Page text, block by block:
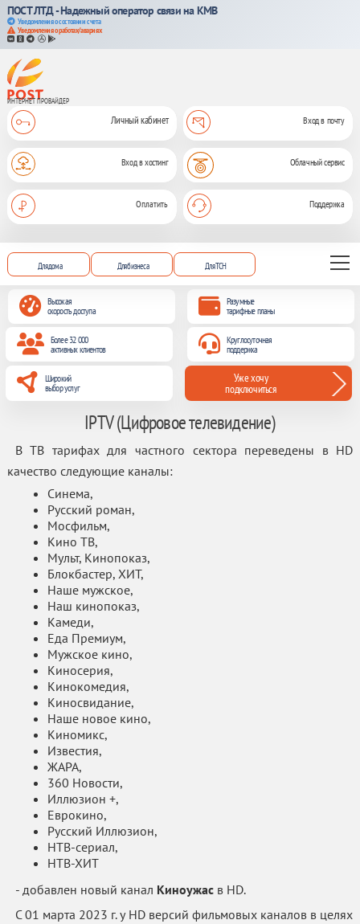
ПОСТ ЛТД - Надежный оператор связи на КМВ
Уведомления о состоянии счета
Уведомления о работах/авариях
ИНТЕРНЕТ ПРОВАЙДЕР
Личный кабинет Вход в почту
Вход в хостинг Облачный сервис
Оплатить Поддержка
Для дома Для бизнеса Для ТСН
Высокая
скорость доступа
Разумные
тарифные планы
Более 32 000
активных клиентов
Круглосуточная
поддержка
Широкий
выбор услуг
Уже хочу
подключиться
IPTV (Цифровое телевидение)
В ТВ тарифах для частного сектора переведены в HD
качество следующие каналы:
Синема,
Русский роман,
Мосфильм,
Кино ТВ,
Мульт, Кинопоказ,
Блокбастер, ХИТ,
Наше мужское,
Наш кинопоказ,
Камеди,
Еда Премиум,
Мужское кино,
Киносерия,
Кинокомедия,
Киносвидание,
Наше новое кино,
Киномикс,
Известия,
ЖАРА,
360 Новости,
Иллюзион +,
Еврокино,
Русский Иллюзион,
НТВ-сериал,
НТВ-ХИТ
- добавлен новый канал Киноужасв HD.
С 01 марта 2023 г. у HD версий фильмовых каналов в целях